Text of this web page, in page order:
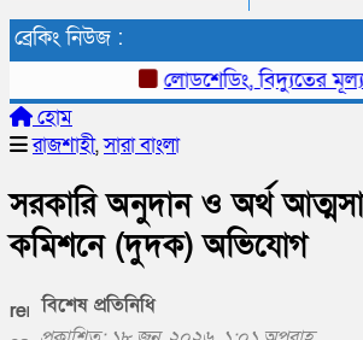
ব্রেকিং নিউজ :
লোডশেডিং, বিদ্যুতের
হোম
রাজশাহী,সারা বাংলা
সরকারি অনুদান ও অর্থ
কমিশনে (দুদক) অভিযোগ
বিশেষ প্রতিনিধি